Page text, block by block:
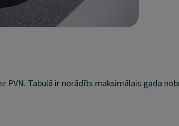
PVN. Tabulā ir norādīts maksimālais gada